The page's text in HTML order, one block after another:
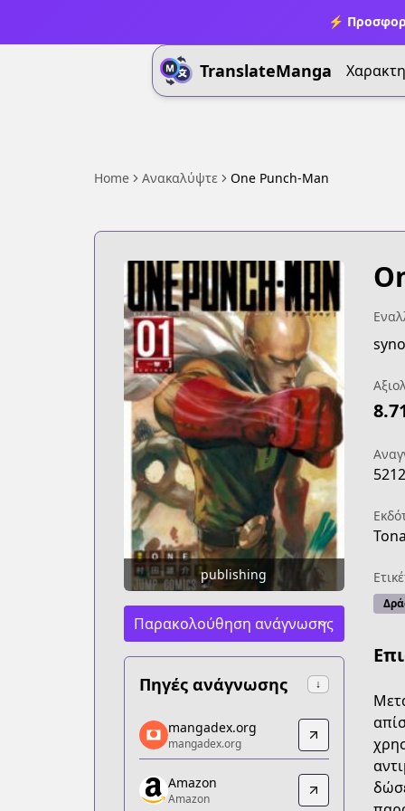
⚡
TranslateManga
Home Ανακαλύψτε One Punch-Man
publishing
Παρακολούθηση ανάγνωσης
Πηγές ανάγνωσης ↓
mangadex.org
mangadex.org
https://mangadex.org/title/d8a959f7-
Amazon
mangadex.org
mangadex.org
Amazon
Amazon